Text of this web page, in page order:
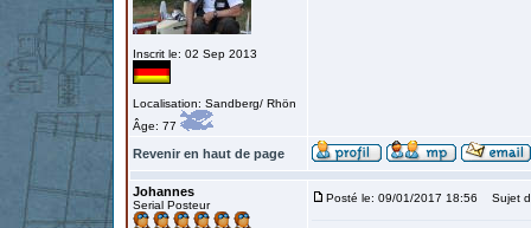
Inscrit le: 02 Sep 2013
Localisation: Sandberg/ Rhön
Âge: 77
Revenir en haut de page
Johannes
Serial Posteur
Posté le: 09/01/2017 18:56 Sujet